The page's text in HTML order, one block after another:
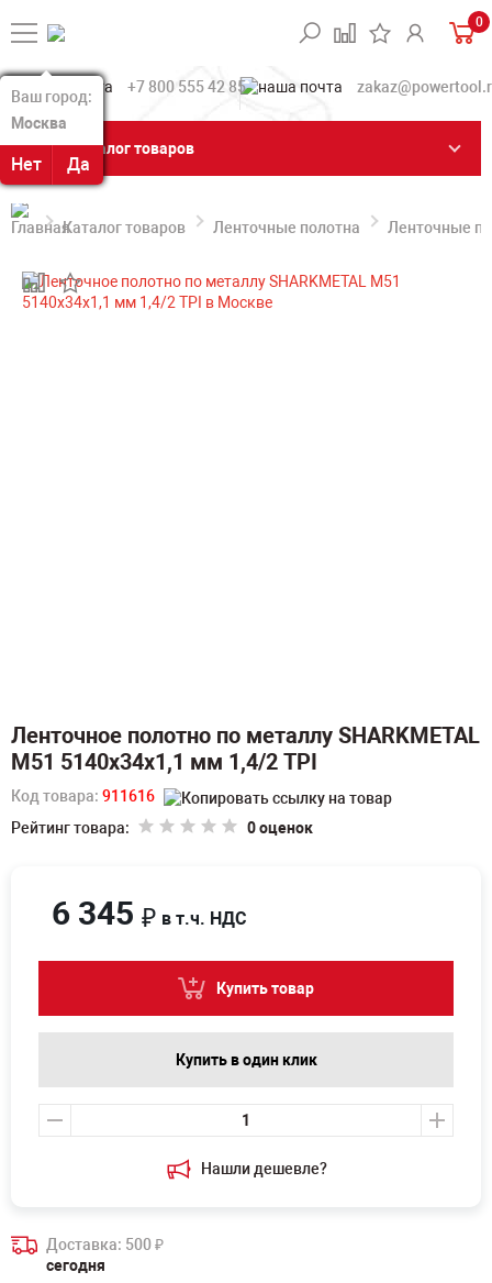
Ваш город:
Москва
Нет Да
Ваш город:
Москва
Нет Да
0
+7 800 555 42 85
Каталог товаров
Каталог товаров Ленточные полотна Ленточные
Ленточное полотно по металлу SHARKMETAL
M51 5140х34х1,1 мм 1,4/2 TPI
Код товара: 911616
Рейтинг товара:
0 оценок
Нашли дешевле?
6 345 ₽ в т.ч. НДС
Купить товар
Купить в один клик
Доставка: 500₽
сегодня